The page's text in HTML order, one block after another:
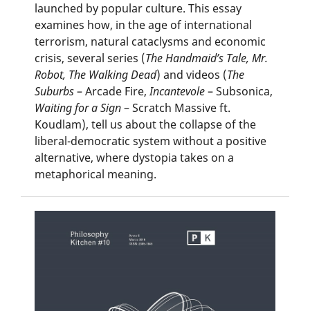
launched by popular culture. This essay
examines how, in the age of international
terrorism, natural cataclysms and economic
crisis, several series (The Handmaid’s Tale, Mr.
Robot, The Walking Dead) and videos (The
Suburbs– Arcade Fire,Incantevole– Subsonica,
Waiting for a Sign– Scratch Massive ft.
Koudlam), tell us about the collapse of the
liberal-democratic system without a positive
alternative, where dystopia takes on a
metaphorical meaning.